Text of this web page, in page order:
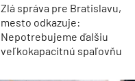
Zlá správa pre Bratislavu,
mesto odkazuje:
Nepotrebujeme ďalšiu
veľkokapacitnú spaľovňu